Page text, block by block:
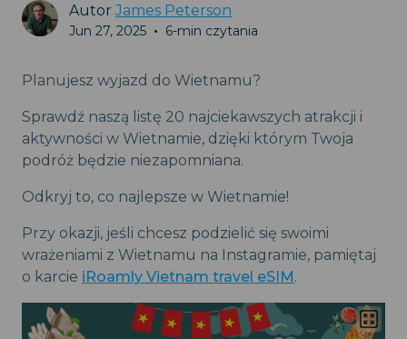
Autor James Peterson
Jun 27, 2025 • 6-min czytania
Planujesz wyjazd do Wietnamu?
Sprawdź naszą listę 20 najciekawszych atrakcji i
aktywności w Wietnamie, dzięki którym Twoja
podróż będzie niezapomniana.
Odkryj to, co najlepsze w Wietnamie!
Przy okazji, jeśli chcesz podzielić się swoimi
wrażeniami z Wietnamu na Instagramie, pamiętaj
o karcie iRoamly Vietnam travel eSIM.